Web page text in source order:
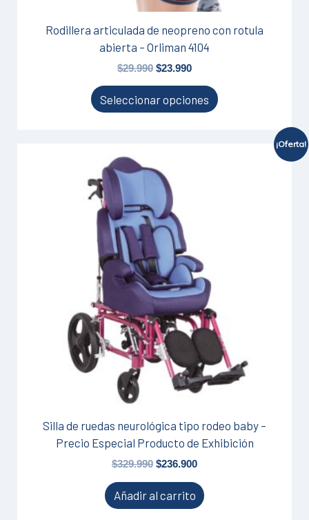
Rodillera articulada de neopreno con rotula
abierta – Orliman 4104
$29.990 $23.990
Seleccionar opciones
producto
¡Oferta!
Silla de ruedas neurológica tipo rodeo baby –
Precio Especial Producto de Exhibición
$329.990
precio
original
era:
$329.990.
$236.900
Añadir al carrito